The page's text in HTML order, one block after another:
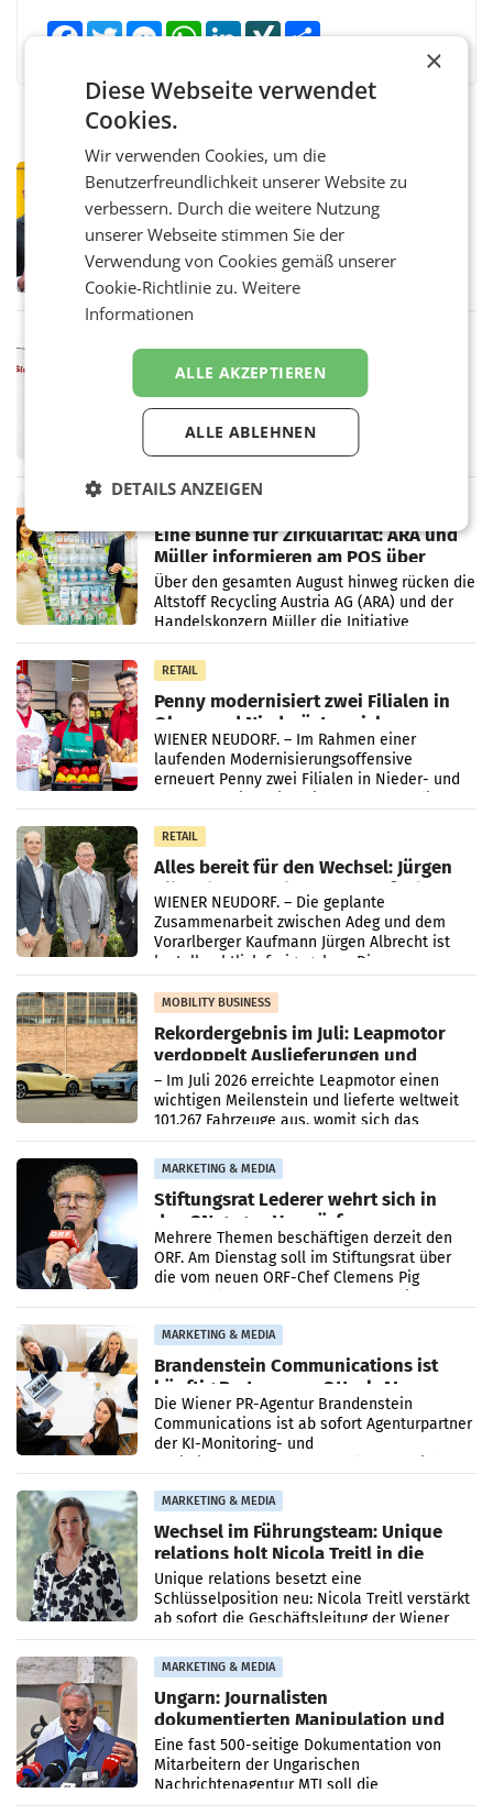
FacebookTwitter MessengerWhatsAppLinkedInXING
PRIMENEWS
Österreichische Post: Umsatzplus im
ersten Halbjahr trotz schwachem
Briefgeschäft
WIEN Die Österreichische Post AG hat im
ersten Halbjahr 2026 einen Konzernumsatz
von 1.544,0 Mio. EUR erwirtschaftet, was
einem Plus von 3,8 Prozent gegenüber dem
ProSiebenSat.1 spart und macht
überraschend viel Gewinn
UNTERFÖHRING/MAILAND/AMSTERDAM. Der
Fernsehkonzern ProSiebenSat.1 hat im
Frühjahr dank Kostensenkungen operativ
Markterwartung deutlich übertroffen.
Eine Bühne für Zirkularität: ARA und
Müller informieren am POS über
Kreislauffähigkeit
Über den gesamten August hinweg rücken die
Altstoff Recycling Austria AG (ARA) und der
Handelskonzern Müller die Initiative
„Kreislauf-Helden“ in allen österreichischen
Müller-Filialen
RETAIL
Penny modernisiert zwei Filialen in
Ober- und Niederösterreich
WIENER NEUDORF. – Im Rahmen einer
laufenden Modernisierungsoffensive
erneuert Penny zwei Filialen in Nieder- und
RETAIL
Alles bereit für den Wechsel: Jürgen
Albrecht setzt ab 1.1.2027 auf Adeg
WIENER NEUDORF. – Die geplante
Zusammenarbeit zwischen Adeg und dem
Vorarlberger Kaufmann Jürgen Albrecht ist
kartellrechtlich freigegeben: Die
Bundeswettbewerbsbehörde und der
Bundeskartellanwalt
MOBILITY BUSINESS
Rekordergebnis im Juli: Leapmotor
verdoppelt Auslieferungen und
überschreitet die 100.000er-Marke
– Im Juli 2026 erreichte Leapmotor einen
wichtigen Meilenstein und lieferte weltweit
101.267 Fahrzeuge aus, womit sich das
Ergebnis gegenüber Juli 2025 mehr als
verdoppelte (+102
MARKETING & MEDIA
Stiftungsrat Lederer wehrt sich in
den SN gegen Vorwürfe
Mehrere Themen beschäftigen derzeit den
ORF. Am Dienstag soll im Stiftungsrat über
die vom neuen ORF-Chef Clemens Pig
MARKETING & MEDIA
Brandenstein Communications ist
künftig Partner von OtterlyAI
Die Wiener PR-Agentur Brandenstein
Communications ist ab sofort Agenturpartner
der KI-Monitoring- und
MARKETING & MEDIA
Wechsel im Führungsteam: Unique
relations holt Nicola Treitl in die
Geschäftsleitung
Unique relations besetzt eine
Schlüsselposition neu: Nicola Treitl verstärkt
ab sofort die Geschäftsleitung der Wiener
PR-Agentur an der Seite von Josef Kalina und
Anna Kalina-Mahr.
MARKETING & MEDIA
Ungarn: Journalisten
dokumentierten Manipulation und
Zensur
Eine fast 500-seitige Dokumentation von
Mitarbeitern der Ungarischen
Nachrichtenagentur MTI soll die
systematische Nachrichten-Manipulation und
×
Diese Webseite verwendet
Cookies.
Wir verwenden Cookies, um die
Benutzerfreundlichkeit unserer Website zu
verbessern. Durch die weitere Nutzung
unserer Webseite stimmen Sie der
Verwendung von Cookies gemäß unserer
Cookie-Richtlinie zu.Weitere
Informationen
ALLE AKZEPTIEREN
ALLE ABLEHNEN
DETAILS ANZEIGEN